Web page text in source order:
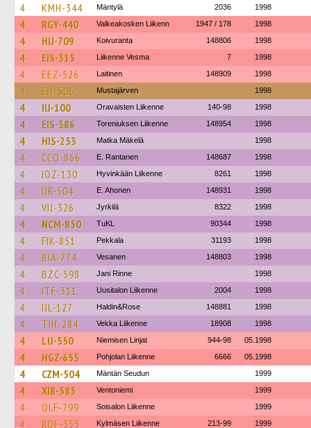
4 KMH-344 Mäntylä 2036 1998
4 RGY-440 Valkeakosken Liikenn 1947 / 178 1998
4 HIJ-709 Koivuranta 148806 1998
4 EIS-315 Liikenne Vesma 7 1998
4 EEZ-526 Laitinen 148909 1998
4 EIJ-506 Mustajärven 1998
4 IIJ-100 Oravaisten Liikenne 140-98 1998
4 EIS-386 Toreniuksen Liikenne 148954 1998
4 HIS-253 Matka Mäkelä 1998
4 CCO-866 E. Rantanen 148687 1998
4 IOZ-130 Hyvinkään Liikenne 8261 1998
4 IJR-504 E. Ahonen 148931 1998
4 VIJ-326 Jyrkilä 8322 1998
4 NCM-850 TuKL 90344 1998
4 FIK-851 Pekkala 31193 1998
4 BIA-774 Vesanen 148803 1998
4 BZC-598 Jani Rinne 1998
4 ITF-311 Uusitalon Liikenne 2004 1998
4 IJL-127 Haldin&Rose 148881 1998
4 TIH-284 Vekka Liikenne 18908 1998
4 LIJ-550 Niemisen Linjat 944-98 05.1998
4 HGZ-655 Pohjolan Liikenne 6666 05.1998
4 CZM-504 Mäntän Seudun 1999
4 XIB-585 Ventoniemi 1999
4 OLF-799 Soisalon Liikenne 1999
4 ROF-353 Kylmäsen Liikenne 213-99 1999